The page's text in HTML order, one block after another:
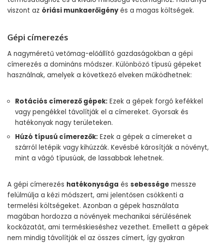
viszont az óriási munkaerőigényés a magas költségek.
Gépi címerezés
A nagyméretű vetőmag-előállító gazdaságokban a gépi
címerezés a domináns módszer. Különböző típusú gépeket
használnak, amelyek a következő elveken működhetnek:
Rotációs címerező gépek: Ezek a gépek forgó kefékkel
vagy pengékkel távolítják el a címereket. Gyorsak és
hatékonyak nagy területeken.
Húzó típusú címerezők: Ezek a gépek a címereket a
szárról letépik vagy kihúzzák. Kevésbé károsítják a növényt,
mint a vágó típusúak, de lassabbak lehetnek.
A gépi címerezés hatékonysága és sebessége messze
felülmúlja a kézi módszert, ami jelentősen csökkenti a
termelési költségeket. Azonban a gépek használata
magában hordozza a növények mechanikai sérülésének
kockázatát, ami terméskieséshez vezethet. Emellett a gépek
nem mindig távolítják el az összes címert, így gyakran